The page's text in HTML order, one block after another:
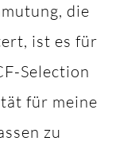
die
ist es für
Selection
für meine
zu